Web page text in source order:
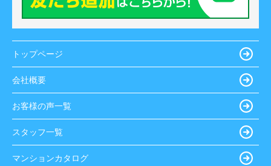
トップページ
会社概要
お客様の声一覧
スタッフ一覧
マンションカタログ